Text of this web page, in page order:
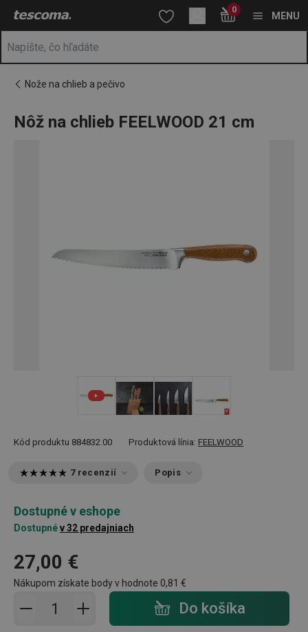
Nachádzate sa na stránke Nôž na chlieb FEELWOOD 21 cm
Prejsť na hlavný obsah
Prejsť na vyhľadávanie
Prejsť na navigáciu 0
MENU
Nože na chlieb a pečivo
Nôž na chlieb FEELWOOD 21 cm
Kód produktu 884832.00 Produktová línia: FEELWOOD
7 recenzií Popis
Dostupné v eshope
Dostupnév 32 predajniach
27,00 €
Nákupom získate body v hodnote 0,81 €
Pridať do košíka - počet Do košíka